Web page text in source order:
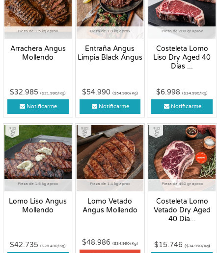
Pieza de 1.5 kg aprox
Arrachera Angus
Mollendo
$32.985($21.990/Kg)
Notificarme
Pieza de 1.0 kg aprox
Entraña Angus
Limpia Black Angus
$54.990 ($54.990/Kg)
Notificarme
Pieza de 200 gr aprox
Costeleta Lomo
Liso Dry Aged 40
Días ...
$6.998($34.990/Kg)
Notificarme
Pieza de 1.5 kg aprox
Lomo Liso Angus
Mollendo
Fresco
$42.735($28.490/Kg)
Pieza de 1.4 kg aprox
Lomo Vetado
Angus Mollendo
Fresco
$48.986 ($34.990/Kg)
Pieza de 450 gr aprox
Costeleta Lomo
Vetado Dry Aged
40 Día...
Fresco
$15.746 ($34.990/Kg)